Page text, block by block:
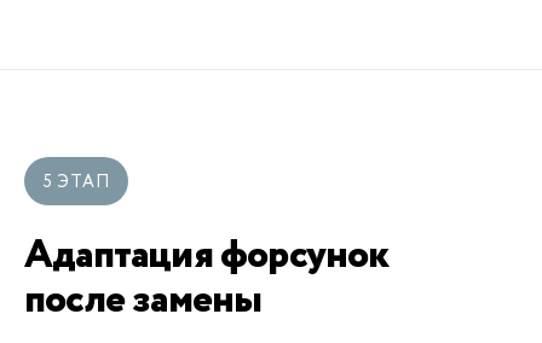
5 ЭТАП
Адаптация форсунок
после замены